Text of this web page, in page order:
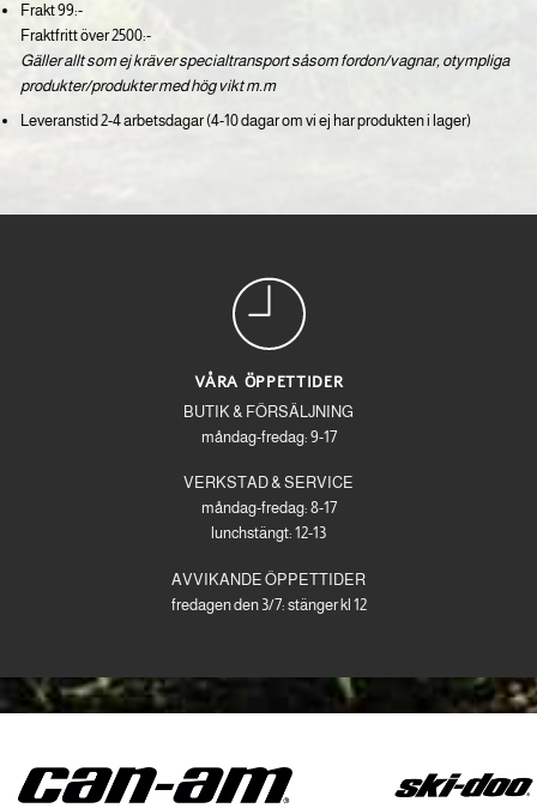
Frakt 99:-
Fraktfritt över 2500:-
Gäller allt som ej kräver specialtransport såsom fordon/vagnar, otympliga
produkter/produkter med hög vikt m.m
Leveranstid 2-4 arbetsdagar (4-10 dagar om vi ej har produkten i lager)
VÅRA ÖPPETTIDER
BUTIK & FÖRSÄLJNING
måndag-fredag: 9-17
VERKSTAD & SERVICE
måndag-fredag: 8-17
lunchstängt: 12-13
AVVIKANDE ÖPPETTIDER
fredagen den 3/7: stänger kl 12